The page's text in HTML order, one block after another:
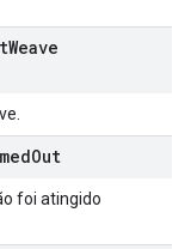
Weave
Out
foi atingido